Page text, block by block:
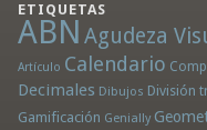
ETIQUETAS
ABN Agudeza
Artículo Calendario
Decimales Dibujos División
Gamificación Genially